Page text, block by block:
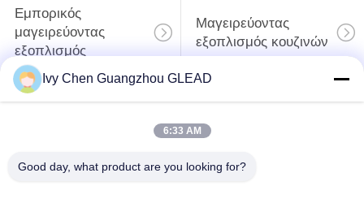
Εμπορικός
μαγειρεύοντας
εξοπλισμός
Μαγειρεύοντας
εξοπλισμός κουζινών
Μαγειρεύοντας
Μηχανήματα
τροφίμων
Ivy Chen Guangzhou GLEAD
6:33 AM
Good day, what product are you looking for?